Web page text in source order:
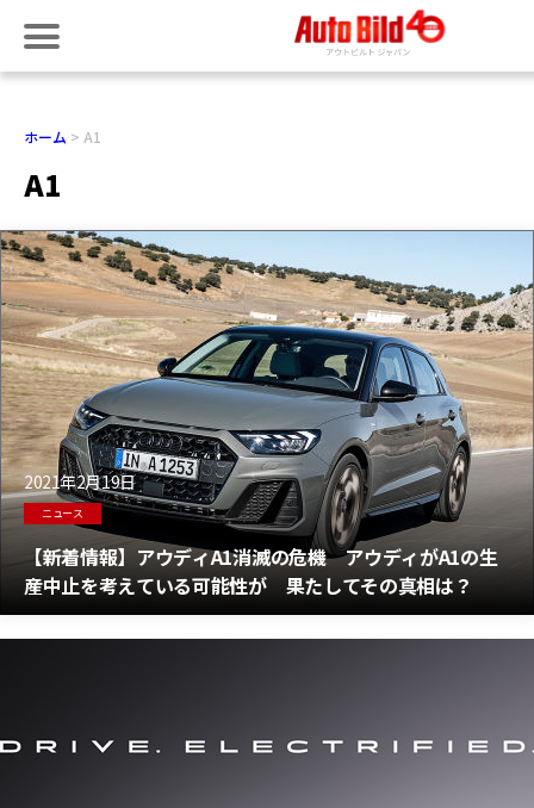
ホーム A1
A1
2021年2月19日
ニュース
【新着情報】アウディA1消滅の危機 アウディがA1の生
産中止を考えている可能性が 果たしてその真相は？